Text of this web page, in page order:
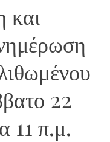
και
22
11 π.μ.